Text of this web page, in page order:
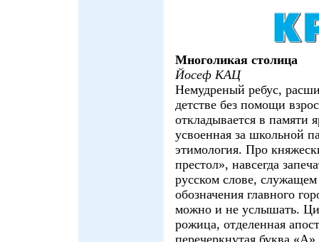
Многоликая столица
Йосеф КАЦ
Немудреный ребус,
детстве без помощи
откладывается в памяти
усвоенная за школьной
этимология. Про
престол», навсегда
русском слове, служащем
обозначения главного
можно и не услышать.
рожица, отделенная
перечеркнутая буква